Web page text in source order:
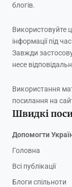
блогів.
Використовуйте
інформації під
Завжди
несе
Використання
посилання на
Швидкі
Допомогти
Головна
Всі публікації
Блоги спільноти